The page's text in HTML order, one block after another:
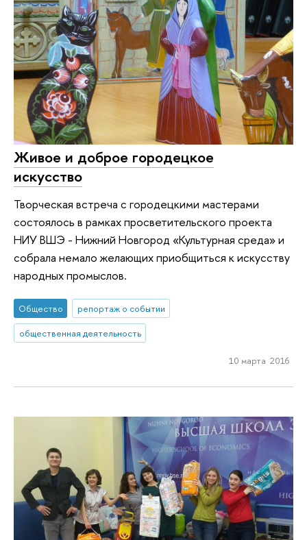
Живое и доброе городецкое
искусство
Творческая встреча с городецкими мастерами
состоялось в рамках просветительского проекта
НИУ ВШЭ - Нижний Новгород «Культурная среда» и
собрала немало желающих приобщиться к искусству
народных промыслов.
Общество
репортаж о событии
общественная деятельность
10 марта 2016